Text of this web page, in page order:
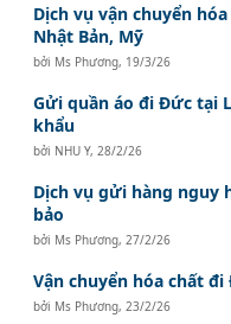
Dịch vụ vận chuyển
Nhật Bản, Mỹ
bởi Ms Phương, 19/3/26
Gửi quần áo đi Đức tại
khẩu
bởi NHU Y, 28/2/26
Dịch vụ gửi hàng nguy
bảo
bởi Ms Phương, 27/2/26
Vận chuyển hóa chất
bởi Ms Phương, 23/2/26